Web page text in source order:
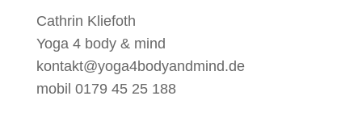
Cathrin Kliefoth
Yoga 4 body & mind
kontakt@yoga4bodyandmind.de
mobil 0179 45 25 188